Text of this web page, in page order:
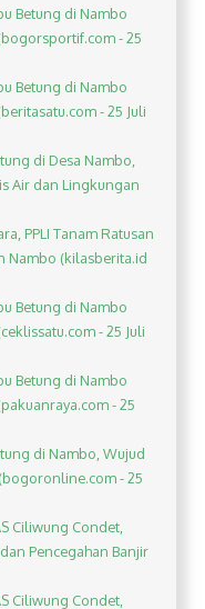
Betung di Nambo
- 25
Betung di Nambo
- 25 Juli
di Desa Nambo,
Air dan Lingkungan
PPLI Tanam Ratusan
Nambo (kilasberita.id
Betung di Nambo
- 25 Juli
Betung di Nambo
- 25
di Nambo, Wujud
- 25
Ciliwung Condet,
Pencegahan Banjir
Ciliwung Condet,